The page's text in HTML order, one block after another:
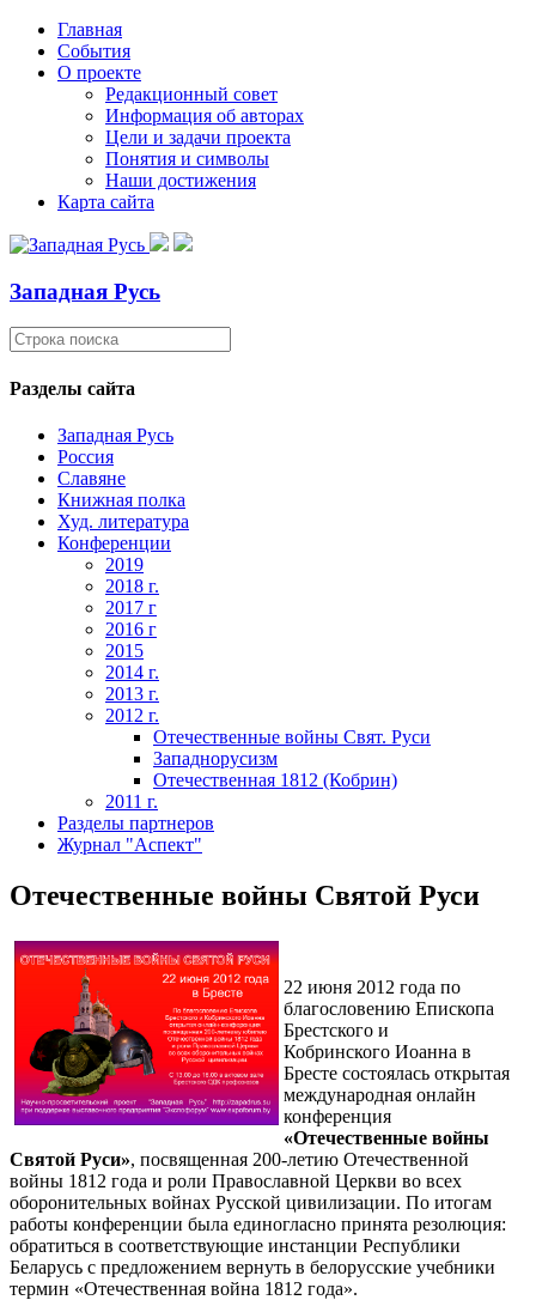
Главная
События
О проекте
Редакционный совет
Информация об авторах
Цели и задачи проекта
Понятия и символы
Наши достижения
Карта сайта
Западная Русь
Разделы сайта
Западная Русь
Россия
Славяне
Книжная полка
Худ. литература
Конференции
2019
2018 г.
2017 г
2016 г
2015
2014 г.
2013 г.
2012 г.
Отечественные войны Свят. Руси
Западнорусизм
Отечественная 1812 (Кобрин)
2011 г.
Разделы партнеров
Журнал "Аспект"
Отечественные войны Святой Руси
22 июня 2012 года по
благословению Епископа
Брестского и
Кобринского Иоанна в
Бресте состоялась открытая
международная онлайн
конференция
«Отечественные войны
Святой Руси», посвященная 200-летию Отечественной
войны 1812 года и роли Православной Церкви во всех
оборонительных войнах Русской цивилизации. По итогам
работы конференции была единогласно принята резолюция:
обратиться в соответствующие инстанции Республики
Беларусь с предложением вернуть в белорусские учебники
термин «Отечественная война 1812 года».